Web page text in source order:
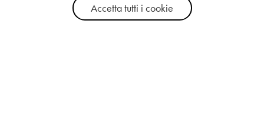
Accetta tutti i cookie